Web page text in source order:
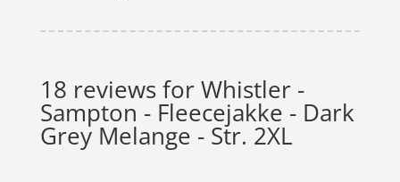
18 reviews forWhistler -
Sampton - Fleecejakke - Dark
Grey Melange - Str. 2XL